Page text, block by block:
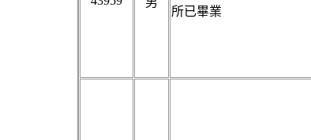
所已畢業